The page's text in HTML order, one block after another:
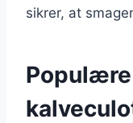
sikrer, at